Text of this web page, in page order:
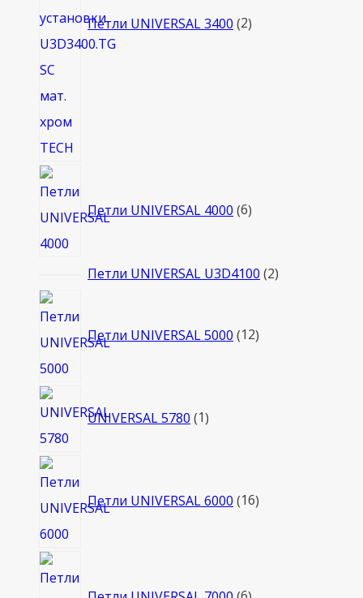
Петли UNIVERSAL 3400 2
Петли UNIVERSAL 4000 6товаров
Петли UNIVERSAL U3D4100 22
Петли UNIVERSAL 5000 12товаров
UNIVERSAL 5780 1товар
Петли UNIVERSAL 6000 16товаров
товаров